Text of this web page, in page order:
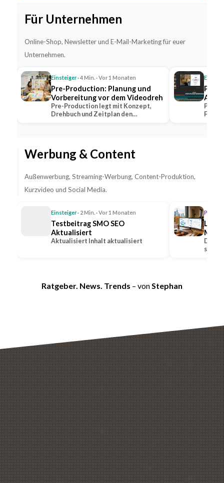
Für Unternehmen
Online-Shop, Newsletter und E-Mail-Marketing für euer
Unternehmen.
Einsteiger· 4 Min. · Vor 1 Monaten
Pre-Production: Planung und
Vorbereitung vor dem Videodreh
Pre-Production legt mit Konzept,
Drehbuch und Zeitplan den
Post-
Werbung & Content
Außenwerbung, Streaming-Werbung, Content-Produktion,
Kurzvideo und Social Media.
Einsteiger· 2 Min. · Vor 1 Monaten
Testbeitrag SMO SEO
Aktualisiert
Aktualisiert Inhalt aktualisiert
Profi
Die
Ratgeber. News. Trends – von Stephan